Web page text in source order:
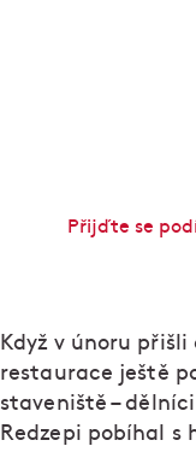
Přijďte se
Když v únoru přišli
restaurace ještě
staveniště –
Redzepi pobíhal